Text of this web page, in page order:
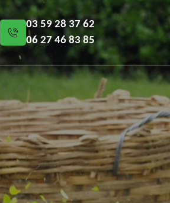
03 59 28 37 62
06 27 46 83 85